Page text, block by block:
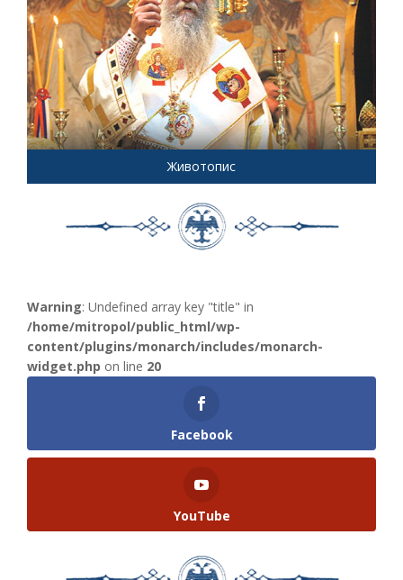
Животопис
Warning: Undefined array key "title" in
/home/mitropol/public_html/wp-
content/plugins/monarch/includes/monarch-
widget.php on line 20
Facebook
YouTube